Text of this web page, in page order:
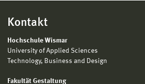
Kontakt
Hochschule Wismar
University of Applied Sciences
Technology, Business and Design
Fakultät Gestaltung